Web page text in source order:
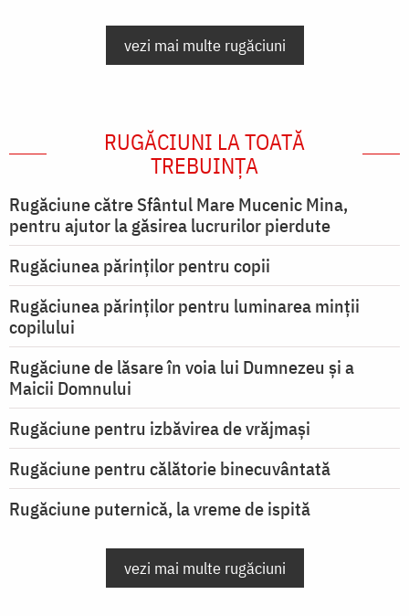
vezi mai multe rugăciuni
RUGĂCIUNI LA TOATĂ
TREBUINȚA
Rugăciune către Sfântul Mare Mucenic Mina,
pentru ajutor la găsirea lucrurilor pierdute
Rugăciunea părinților pentru copii
Rugăciunea părinților pentru luminarea minţii
copilului
Rugăciune de lăsare în voia lui Dumnezeu şi a
Maicii Domnului
Rugăciune pentru izbăvirea de vrăjmași
Rugăciune pentru călătorie binecuvântată
Rugăciune puternică, la vreme de ispită
vezi mai multe rugăciuni